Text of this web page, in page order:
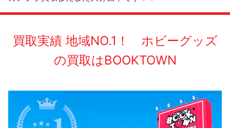
買取実績 地域NO.1！ ホビーグッズ
の買取はBOOKTOWN